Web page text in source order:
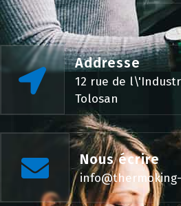
Addresse
12 rue de
Tolosan
Nous écrire